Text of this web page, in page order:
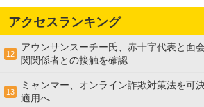
アクセスランキング
12
アウンサンスーチー氏、赤十字代表と
関関係者との接触を確認
13
ミャンマー、オンライン詐欺対策法を
適用へ